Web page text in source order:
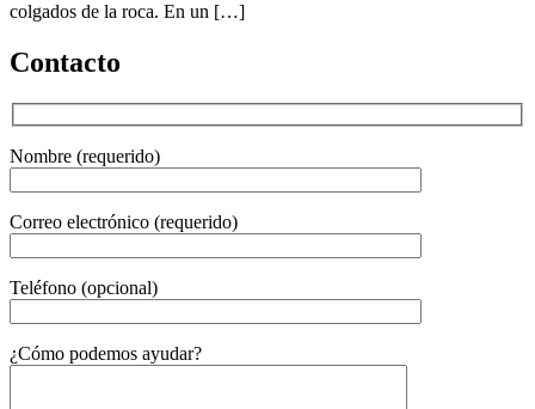
colgados de la roca. En un […]
Contacto
Nombre (requerido)
Correo electrónico (requerido)
Teléfono (opcional)
Gender
¿Cómo podemos ayudar?